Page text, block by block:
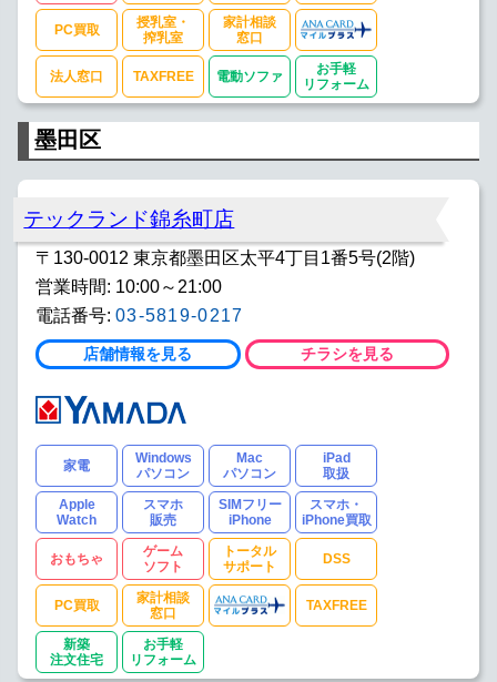
PC買取
授乳室・
搾乳室
家計相談
窓口
法人窓口 TAXFREE 電動ソファ
お手軽
リフォーム
墨田区
テックランド錦糸町店
〒130-0012 東京都墨田区太平4丁目1番5号(2階)
営業時間: 10:00～21:00
電話番号: 03-5819-0217
店舗情報を見る チラシを見る
家電
Windows
パソコン
Mac
パソコン
iPad
取扱
Apple
Watch
スマホ
販売
SIMフリー
iPhone
スマホ・
iPhone買取
おもちゃ
ゲーム
ソフト
トータル
サポート
DSS
PC買取
家計相談
窓口
TAXFREE
新築
注文住宅
お手軽
リフォーム